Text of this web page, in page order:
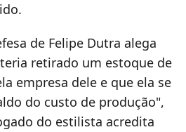
de Felipe Dutra alega
retirado um estoque de
empresa dele e que ela se
do custo de produção",
do estilista acredita